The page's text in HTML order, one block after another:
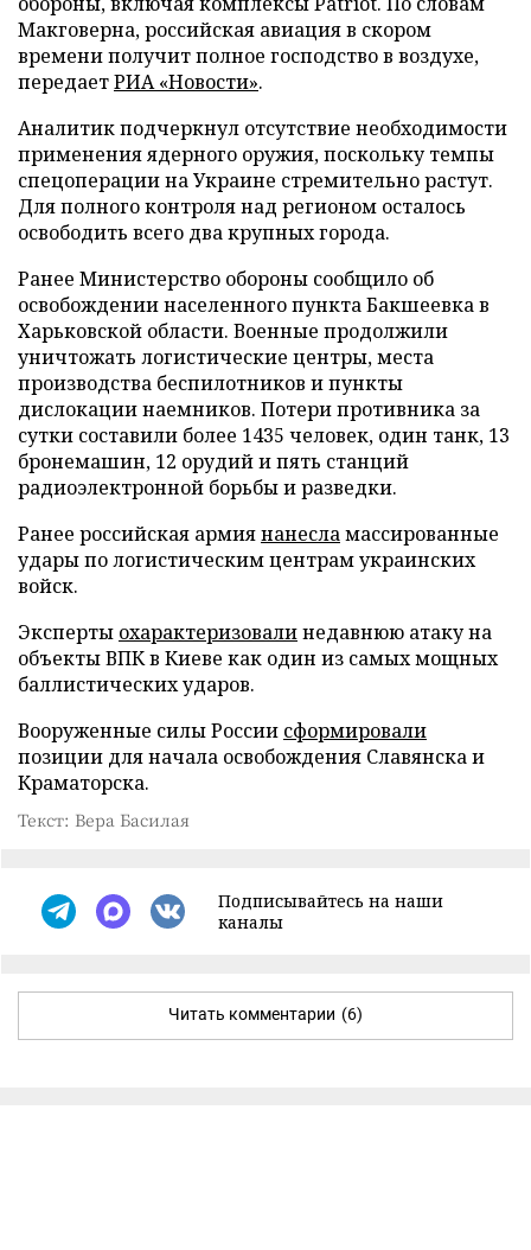
Макговерна, российская авиация в скором
времени получит полное господство в воздухе,
передаетРИА «Новости».
Аналитик подчеркнул отсутствие необходимости
применения ядерного оружия, поскольку темпы
спецоперации на Украине стремительно растут.
Для полного контроля над регионом осталось
освободить всего два крупных города.
Ранее Министерство обороны сообщило об
освобождении населенного пункта Бакшеевка в
Харьковской области. Военные продолжили
уничтожать логистические центры, места
производства беспилотников и пункты
дислокации наемников. Потери противника за
сутки составили более 1435 человек, один танк, 13
бронемашин, 12 орудий и пять станций
радиоэлектронной борьбы и разведки.
Ранее российская армиянанесламассированные
удары по логистическим центрам украинских
войск.
Эксперты охарактеризовалинедавнюю атаку на
объекты ВПК в Киеве как один из самых мощных
баллистических ударов.
Вооруженные силы России сформировали
позиции для начала освобождения Славянска и
Краматорска.
Текст: Вера Басилая
Подписывайтесь на наши
каналы
Читать комментарии (6)